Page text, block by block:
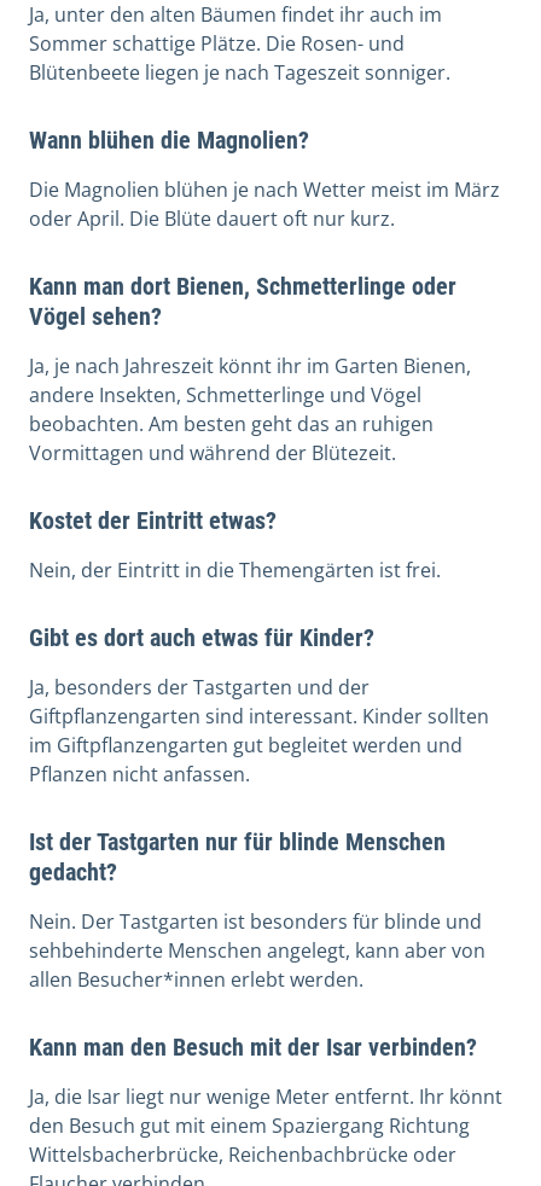
Ja, unter den alten Bäumen findet ihr auch im
Sommer schattige Plätze. Die Rosen- und
Blütenbeete liegen je nach Tageszeit sonniger.
Wann blühen die Magnolien?
Die Magnolien blühen je nach Wetter meist im März
oder April. Die Blüte dauert oft nur kurz.
Kann man dort Bienen, Schmetterlinge oder
Vögel sehen?
Ja, je nach Jahreszeit könnt ihr im Garten Bienen,
andere Insekten, Schmetterlinge und Vögel
beobachten. Am besten geht das an ruhigen
Vormittagen und während der Blütezeit.
Kostet der Eintritt etwas?
Nein, der Eintritt in die Themengärten ist frei.
Gibt es dort auch etwas für Kinder?
Ja, besonders der Tastgarten und der
Giftpflanzengarten sind interessant. Kinder sollten
im Giftpflanzengarten gut begleitet werden und
Pflanzen nicht anfassen.
Ist der Tastgarten nur für blinde Menschen
gedacht?
Nein. Der Tastgarten ist besonders für blinde und
sehbehinderte Menschen angelegt, kann aber von
allen Besucher*innen erlebt werden.
Kann man den Besuch mit der Isar verbinden?
Ja, die Isar liegt nur wenige Meter entfernt. Ihr könnt
den Besuch gut mit einem Spaziergang Richtung
Wittelsbacherbrücke, Reichenbachbrücke oder